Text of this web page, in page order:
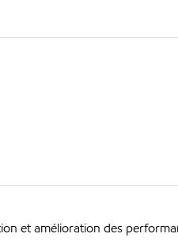
et amélioration des